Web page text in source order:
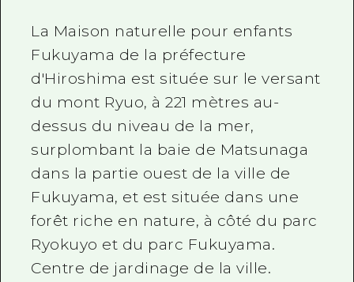
La Maison naturelle pour enfants
Fukuyama de la préfecture
d'Hiroshima est située sur le versant
du mont Ryuo, à 221 mètres au-
dessus du niveau de la mer,
surplombant la baie de Matsunaga
dans la partie ouest de la ville de
Fukuyama, et est située dans une
forêt riche en nature, à côté du parc
Ryokuyo et du parc Fukuyama.
Centre de jardinage de la ville.